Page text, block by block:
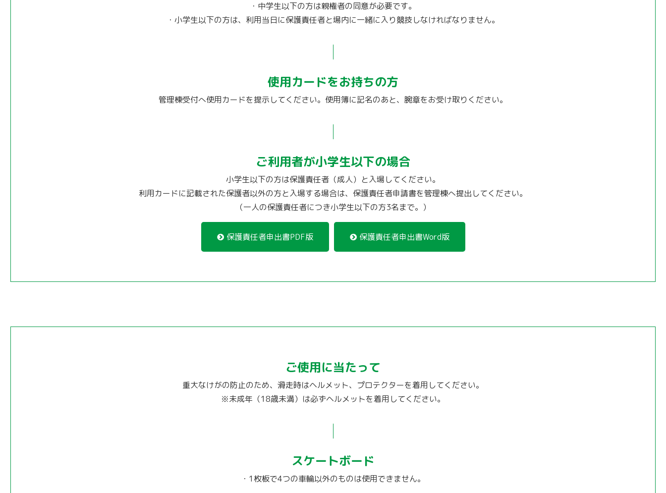
・中学生以下の方は親権者の同意が必要です。
・小学生以下の方は、利用当日に保護責任者と場内に一緒に入り競技しなければなりません。
使用カードをお持ちの方
管理棟受付へ使用カードを提示してください。使用簿に記名のあと、腕章をお受け取りください。
ご利用者が小学生以下の場合
小学生以下の方は保護責任者（成人）と入場してください。
利用カードに記載された保護者以外の方と入場する場合は、保護責任者申請書を管理棟へ提出してください。
（一人の保護責任者につき小学生以下の方3名まで。）
保護責任者申出書PDF版 保護責任者申出書Word版
ご使用に当たって
重大なけがの防止のため、滑走時はヘルメット、プロテクターを着用してください。
※未成年（18歳未満）は必ずヘルメットを着用してください。
スケートボード
・1枚板で4つの車輪以外のものは使用できません。